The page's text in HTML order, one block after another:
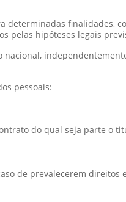
determinadas finalidades,
hipóteses legais
pessoais:
do qual seja parte o
de prevalecerem direitos